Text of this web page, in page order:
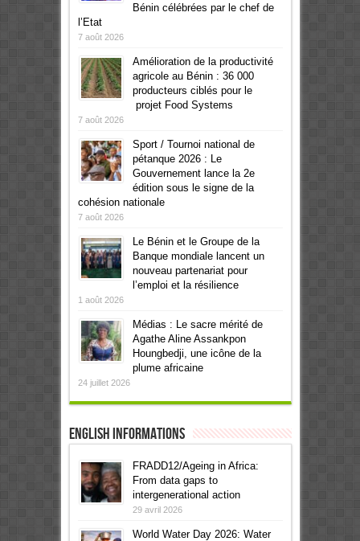
Bénin célébrées par le chef de
l’Etat
7 août 2026
Amélioration de la productivité
agricole au Bénin : 36 000
producteurs ciblés pour le
projet Food Systems
7 août 2026
Sport / Tournoi national de
pétanque 2026 : Le
Gouvernement lance la 2e
édition sous le signe de la
cohésion nationale
7 août 2026
Le Bénin et le Groupe de la
Banque mondiale lancent un
nouveau partenariat pour
l’emploi et la résilience
1 août 2026
Médias : Le sacre mérité de
Agathe Aline Assankpon
Houngbedji, une icône de la
plume africaine
24 juillet 2026
English informations
FRADD12/Ageing in Africa:
From data gaps to
intergenerational action
29 avril 2026
World Water Day 2026: Water